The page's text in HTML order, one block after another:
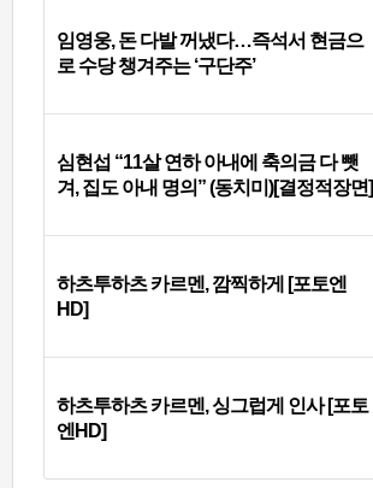
임영웅, 돈 다발 꺼냈다…즉석서 현금으
로 수당 챙겨주는 ‘구단주’
심현섭 “11살 연하 아내에 축의금 다 뺏
겨, 집도 아내 명의” (동치미)[결정적장면]
하츠투하츠 카르멘, 깜찍하게 [포토엔
HD]
하츠투하츠 카르멘, 싱그럽게 인사 [포토
엔HD]